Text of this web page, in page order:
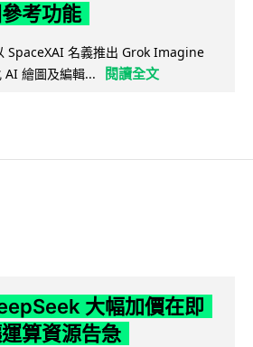
考功能
SpaceXAI 名義推出 Grok Imagine
繪圖及編輯...
閱讀全文
大幅加價在即
算資源告急